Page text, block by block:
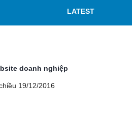
LATEST
doanh nghiệp
19/12/2016